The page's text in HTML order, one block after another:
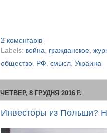
2 коментарів
Labels: война, гражданское,
общество, РФ, смысл, Украина
ЧЕТВЕР, 8 ГРУДНЯ 2016 Р.
Инвесторы из Польши?